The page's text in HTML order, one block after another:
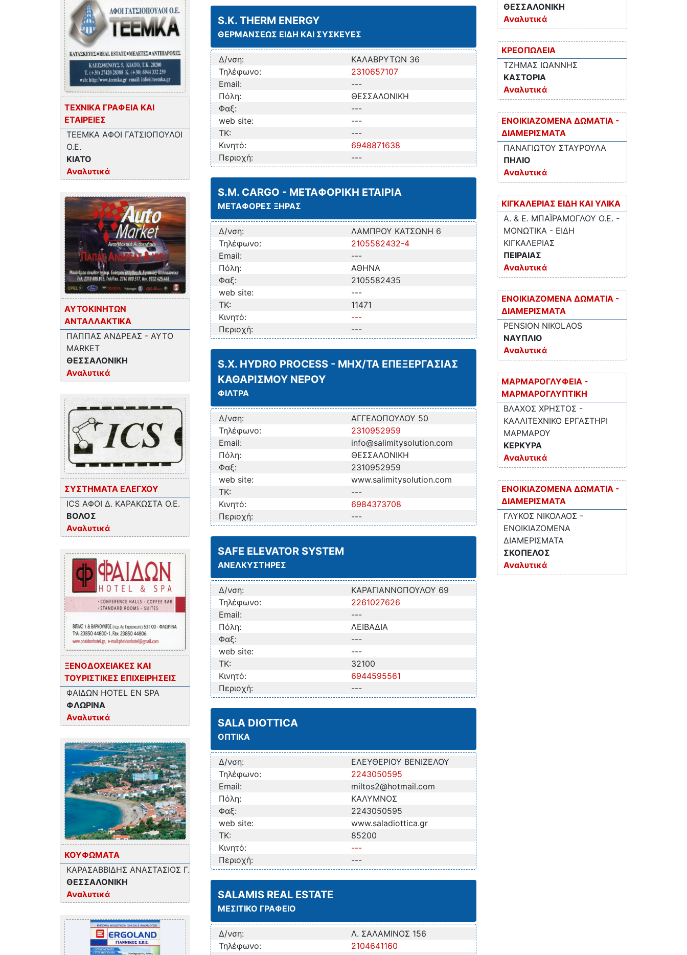
ΤΕΧΝΙΚΑ ΓΡΑΦΕΙΑ ΚΑΙ
ΕΤΑΙΡΕΙΕΣ
ΤΕΕΜΚΑ ΑΦΟΙ ΓΑΤΣΙΟΠΟΥΛΟΙ
Ο.Ε.
ΚΙΑΤΟ
Αναλυτικά
ΑΥΤΟΚΙΝΗΤΩΝ
ΑΝΤΑΛΛΑΚΤΙΚΑ
ΠΑΠΠΑΣ ΑΝΔΡΕΑΣ - AYTO
MARKET
ΘΕΣΣΑΛΟΝΙΚΗ
Αναλυτικά
ΣΥΣΤΗΜΑΤΑ ΕΛΕΓΧΟΥ
ICS ΑΦΟΙ Δ. ΚΑΡΑΚΩΣΤΑ Ο.Ε.
ΒΟΛΟΣ
Αναλυτικά
ΞΕΝΟΔΟΧΕΙΑΚΕΣ ΚΑΙ
ΤΟΥΡΙΣΤΙΚΕΣ ΕΠΙΧΕΙΡΗΣΕΙΣ
ΦΑΙΔΩΝ HOTEL EN SPA
ΦΛΩΡΙΝΑ
Αναλυτικά
ΚΟΥΦΩΜΑΤΑ
ΚΑΡΑΣΑΒΒΙΔΗΣ ΑΝΑΣΤΑΣΙΟΣ Γ.
ΘΕΣΣΑΛΟΝΙΚΗ
Αναλυτικά
S.K. THERM ENERGY
ΘΕΡΜΑΝΣΕΩΣ ΕΙΔΗ ΚΑΙ ΣΥΣΚΕΥΕΣ
Δ/νση:
ΚΑΛΑΒΡΥΤΩΝ 36
Τηλέφωνο:
2310657107
Email:
---
Πόλη:
ΘΕΣΣΑΛΟΝΙΚΗ
Φαξ:
---
web site:
---
TK:
---
Κινητό:
6948871638
Περιοχή:
---
S.M. CARGO - ΜΕΤΑΦΟΡΙΚΗ ΕΤΑΙΡΙΑ
ΜΕΤΑΦΟΡΕΣ ΞΗΡΑΣ
Δ/νση:
ΛΑΜΠΡΟΥ ΚΑΤΣΩΝΗ 6
Τηλέφωνο:
2105582432-4
Email:
---
Πόλη:
ΑΘΗΝΑ
Φαξ:
2105582435
web site:
---
TK:
11471
Κινητό:
---
Περιοχή:
---
S.X. HYDRO PROCESS - ΜΗΧ/ΤΑ ΕΠΕΞΕΡΓΑΣΙΑΣ
ΚΑΘΑΡΙΣΜΟΥ ΝΕΡΟΥ
ΦΙΛΤΡΑ
Δ/νση:
ΑΓΓΕΛΟΠΟΥΛΟΥ 50
Τηλέφωνο:
2310952959
Email:
info@salimitysolution.com
Πόλη:
ΘΕΣΣΑΛΟΝΙΚΗ
Φαξ:
2310952959
web site:
www.salimitysolution.com
TK:
---
Κινητό:
6984373708
Περιοχή:
---
SAFE ELEVATOR SYSTEM
ΑΝΕΛΚΥΣΤΗΡΕΣ
Δ/νση:
ΚΑΡΑΓΙΑΝΝΟΠΟΥΛΟΥ 69
Τηλέφωνο:
2261027626
Email:
---
Πόλη:
ΛΕΙΒΑΔΙΑ
Φαξ:
---
web site:
---
TK:
32100
Κινητό:
6944595561
Περιοχή:
---
SALA DIOTTICA
ΟΠΤΙΚΑ
Δ/νση:
ΕΛΕΥΘΕΡΙΟΥ ΒΕΝΙΖΕΛΟΥ
Τηλέφωνο:
2243050595
Email:
miltos2@hotmail.com
Πόλη:
ΚΑΛΥΜΝΟΣ
Φαξ:
2243050595
web site:
www.saladiottica.gr
TK:
85200
Κινητό:
---
Περιοχή:
---
SALAMIS REAL ESTATE
ΜΕΣΙΤΙΚΟ ΓΡΑΦΕΙΟ
Δ/νση:
Λ. ΣΑΛΑΜΙΝΟΣ 156
Τηλέφωνο:
2104641160
ΘΕΣΣΑΛΟΝΙΚΗ
Αναλυτικά
ΚΡΕΟΠΩΛΕΙΑ
ΤΖΗΜΑΣ ΙΩΑΝΝΗΣ
ΚΑΣΤΟΡΙΑ
Αναλυτικά
ΕΝΟΙΚΙΑΖΟΜΕΝΑ ΔΩΜΑΤΙΑ -
ΔΙΑΜΕΡΙΣΜΑΤΑ
ΠΑΝΑΓΙΩΤΟΥ ΣΤΑΥΡΟΥΛΑ
ΠΗΛΙΟ
Αναλυτικά
ΚΙΓΚΑΛΕΡΙΑΣ ΕΙΔΗ ΚΑΙ ΥΛΙΚΑ
Α. & Ε. ΜΠΑΪΡΑΜΟΓΛΟΥ Ο.Ε. -
ΜΟΝΩΤΙΚΑ - ΕΙΔΗ
ΚΙΓΚΑΛΕΡΙΑΣ
ΠΕΙΡΑΙΑΣ
Αναλυτικά
ΕΝΟΙΚΙΑΖΟΜΕΝΑ ΔΩΜΑΤΙΑ -
ΔΙΑΜΕΡΙΣΜΑΤΑ
PENSION NIKOLAOS
ΝΑΥΠΛΙΟ
Αναλυτικά
ΜΑΡΜΑΡΟΓΛΥΦΕΙΑ -
ΜΑΡΜΑΡΟΓΛΥΠΤΙΚΗ
ΒΛΑΧΟΣ ΧΡΗΣΤΟΣ -
ΚΑΛΛΙΤΕΧΝΙΚΟ ΕΡΓΑΣΤΗΡΙ
ΜΑΡΜΑΡΟΥ
ΚΕΡΚΥΡΑ
Αναλυτικά
ΕΝΟΙΚΙΑΖΟΜΕΝΑ ΔΩΜΑΤΙΑ -
ΔΙΑΜΕΡΙΣΜΑΤΑ
ΓΛΥΚΟΣ ΝΙΚΟΛΑΟΣ -
ΕΝΟΙΚΙΑΖΟΜΕΝΑ
ΔΙΑΜΕΡΙΣΜΑΤΑ
ΣΚΟΠΕΛΟΣ
Αναλυτικά